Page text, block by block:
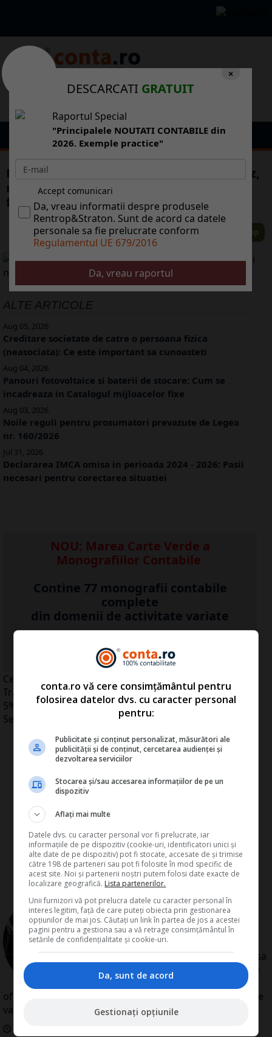
Reducerea TVA la 5% la alimentele de baz,
meninut de Senat. Cererea lui Bsescu a
fost respins
ALTE ARTICOLE
Aug 05, 2026
Creditare societate de catre o persoana fizica
(neasociata): Ce este important sa cunoasteti
Aug 04, 2026
Panouri fotovoltaice si baterii de stocare: Cum se
incadreaza in Catalogul mijloacelor fixe
Aug 03, 2026
Noile reguli pentru prosumatori prevazute de Legea
nr. 160/2026
Jul 31, 2026
Declararea IMCA omisa in perioada 2024 - 2026: Pasii
necesari pentru corectarea situatiei
NOU: Marea Carte Verde a
Monografiilor Contabile
Contine 77 monografii contabile
complete
din domenii de activitate variate
...Detalii click
Cererea de reexaminare formulată de preşedintele de
Traian Băsescu asupra legii privind reducerea TVA la
5% la alimentele de bază a fost respinsă, miercuri, de
Senat, care a menţinut, astfel, textul legislativ iniţial.
deRedactia Conta
Redactia Conta este alcatuita din
autori cu experienta dovedita pe
domenii precum contabilitate si
fiscalitate. Colectivul si-a propus sa
creeze continut interesant si bine
documentat pentru cititori. Va
oferim solutii utile pentru orice dilema legislativa cu care
va confruntati.
×
DESCARCATI GRATUIT
Raportul Special
"Principalele NOUTATI CONTABILE din
2026. Exemple practice"
Accept comunicari
Da, vreau informatii despre produsele
Rentrop&Straton. Sunt de acord ca datele
personale sa fie prelucrate conform
Regulamentul UE 679/2016
conta.ro vă cere consimțământul pentru
folosirea datelor dvs. cu caracter personal
pentru:
Publicitate și conținut personalizat, măsurători ale
publicității și de conținut, cercetarea audienței și
dezvoltarea serviciilor
Stocarea și/sau accesarea informațiilor de pe un
dispozitiv
Aflați mai multe
Datele dvs. cu caracter personal vor fi prelucrate, iar
informațiile de pe dispozitiv (cookie-uri, identificatori unici și
alte date de pe dispozitiv) pot fi stocate, accesate de și trimise
către 198 de parteneri sau pot fi folosite în mod specific de
acest site. Noi și partenerii noștri putem folosi date exacte de
localizare geografică. Lista partenerilor.
Unii furnizori vă pot prelucra datele cu caracter personal în
interes legitim, față de care puteți obiecta prin gestionarea
opțiunilor de mai jos. Căutați un link în partea de jos a acestei
pagini pentru a gestiona sau a vă retrage consimțământul în
setările de confidențialitate și cookie-uri.
Da, sunt de acord
Gestionați opțiunile